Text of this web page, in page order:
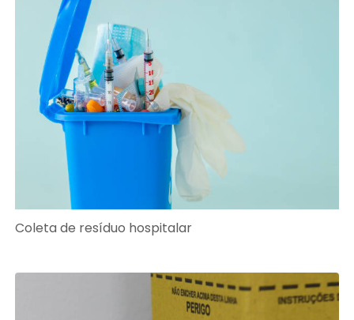
Coleta de resíduo hospitalar